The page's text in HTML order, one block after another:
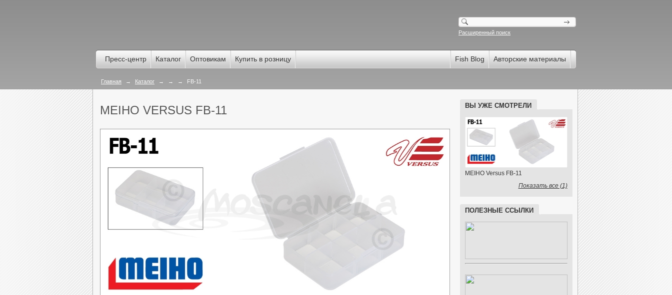
Расширенный поиск
Пресс-центр Каталог Оптовикам Купить в розницу Fish Blog Авторские материалы
Главная → Каталог → → → FB-11
MEIHO VERSUS FB-11 ВЫ УЖЕ СМОТРЕЛИ
MEIHO Versus FB-11
Показать все (1)
ПОЛЕЗНЫЕ ССЫЛКИ